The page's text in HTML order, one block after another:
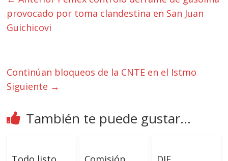
provocado por toma clandestina en San Juan
Guichicovi
Continúan bloqueos de la CNTE en el Istmo
Siguiente →
También te puede gustar...